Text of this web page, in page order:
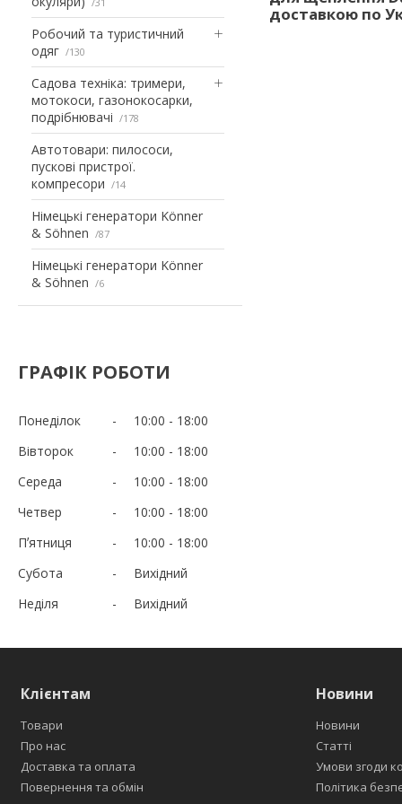
Робочий та туристичний
одяг
130
Садова техніка: тримери,
мотокоси, газонокосарки,
подрібнювачі
178
Автотовари: пилососи,
пускові пристрої.
компресори
14
Німецькі генератори Könner
& Söhnen
87
Німецькі генератори Könner
& Söhnen
6
ГРАФІК РОБОТИ
Понеділок 10:00
18:00
Вівторок
10:00
18:00
Середа
10:00
18:00
Четвер
10:00
18:00
Пʼятниця
10:00
18:00
Субота
Вихідний
Неділя
Вихідний
доставкою по
Клієнтам
Товари
Про нас
Доставка та оплата
Повернення та обмін
Новини
Новини
Статті
Умови згоди
Політика